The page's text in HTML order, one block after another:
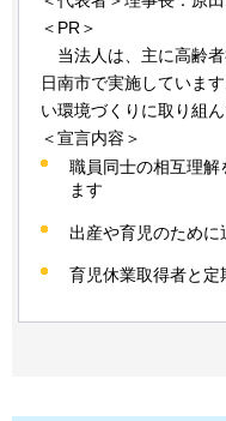
＜PR＞
当法人は、主に高齢
日南市で実施していま
い環境づくりに取り組ん
＜宣言内容＞
職員同士の相互理
ます
出産や育児のため
育児休業取得者と